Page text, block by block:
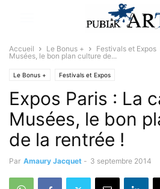
Accueil Le Bonus + Festivals et Expos
Musées, le bon plan culture de...
Le Bonus + Festivals et Expos
Expos Paris : La
Musées, le bon
de la rentrée !
Par Amaury Jacquet - 3 septembre 2014